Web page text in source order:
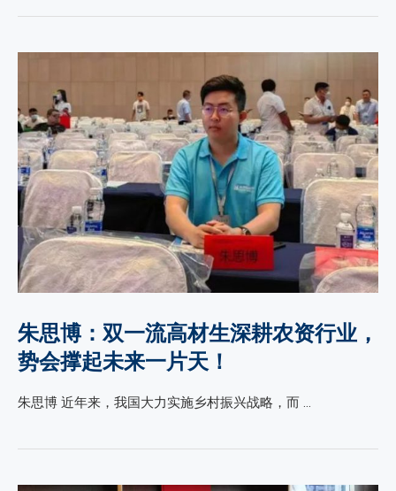
朱思博：双一流高材生深耕农资行业，
势会撑起未来一片天！
朱思博 近年来，我国大力实施乡村振兴战略，而 …